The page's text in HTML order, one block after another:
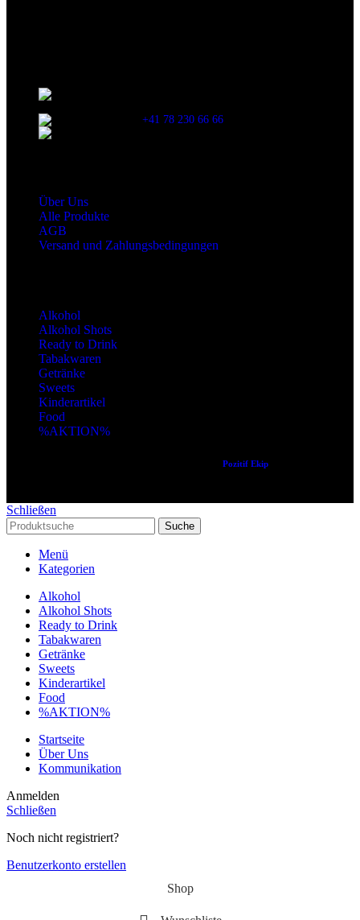
+41 78 230 66 66
Über Uns
Alle Produkte
AGB
Versand und Zahlungsbedingungen
Alkohol
Alkohol Shots
Ready to Drink
Tabakwaren
Getränke
Sweets
Kinderartikel
Food
%AKTION%
Pozitif Ekip
Schließen
Suche
Menü
Kategorien
Alkohol
Alkohol Shots
Ready to Drink
Tabakwaren
Getränke
Sweets
Kinderartikel
Food
%AKTION%
Startseite
Über Uns
Kommunikation
Anmelden
Schließen
Noch nicht registriert?
Benutzerkonto erstellen
Shop